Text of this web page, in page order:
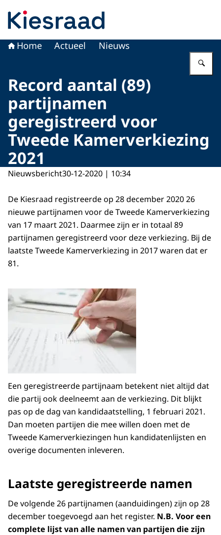
Home Actueel Nieuws
Record aantal (89)
partijnamen
geregistreerd voor
Tweede Kamerverkiezing
2021
Nieuwsbericht30-12-2020 | 10:34
De Kiesraad registreerde op 28 december 2020 26
nieuwe partijnamen voor de Tweede Kamerverkiezing
van 17 maart 2021. Daarmee zijn er in totaal 89
partijnamen geregistreerd voor deze verkiezing. Bij de
laatste Tweede Kamerverkiezing in 2017 waren dat er
81.
Een geregistreerde partijnaam betekent niet altijd dat
die partij ook deelneemt aan de verkiezing. Dit blijkt
pas op de dag van kandidaatstelling, 1 februari 2021.
Dan moeten partijen die mee willen doen met de
Tweede Kamerverkiezingen hun kandidatenlijsten en
overige documenten inleveren.
Laatste geregistreerde namen
De volgende 26 partijnamen (aanduidingen) zijn op 28
december toegevoegd aan het register. N.B. Voor een
complete lijst van alle namen van partijen die zijn